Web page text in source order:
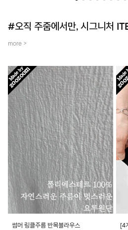
#오직 주줌에서만, 시그니처
more >
썸머 링클주름 반목블라우스 [4